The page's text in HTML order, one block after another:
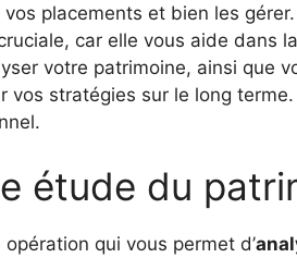
placements et bien les gérer.
car elle vous aide dans
votre patrimoine, ainsi que
vos stratégies sur le long
étude du
qui vous permet d’